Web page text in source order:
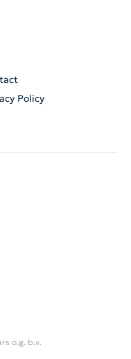
Policy
o.g. b.v.